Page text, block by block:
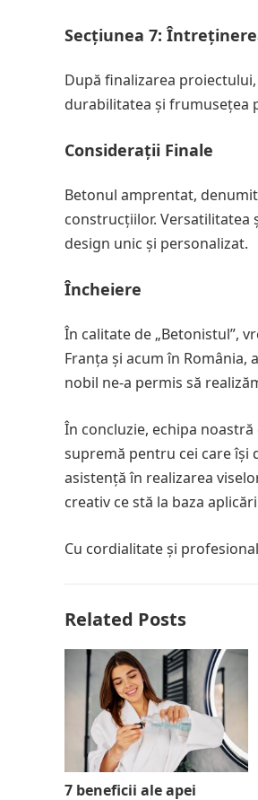
Secțiunea 7:
După finalizarea
durabilitatea și frumusețea
Considerații Finale
Betonul amprentat,
construcțiilor. Versatilitatea
design unic și personalizat.
Încheiere
În calitate de „Betonistul”,
Franța și acum în
nobil ne-a permis să
În concluzie, echipa
supremă pentru cei care își
asistență în realizarea
creativ ce stă la baza
Cu cordialitate și
Related Posts
7 beneficii ale apei